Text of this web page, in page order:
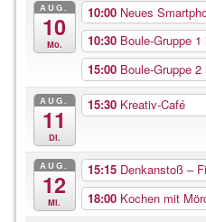
AUG.
10
Mo.
10:00 Neues
10:30 Boule-Gruppe
15:00 Boule-Gruppe
AUG.
11
Di.
15:30 Kreativ-Café
AUG.
12
Mi.
15:15 Denkanstoß –
18:00 Kochen mit